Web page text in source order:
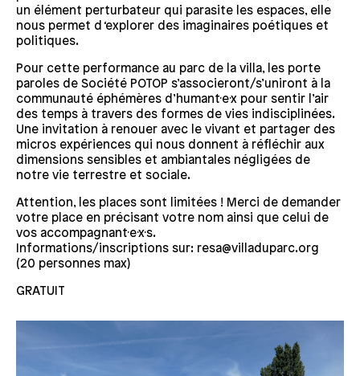
un élément perturbateur qui parasite les espaces, elle
nous permet d ‘explorer des imaginaires poétiques et
politiques.
Pour cette performance au parc de la villa, les porte
paroles de Société POTOP s’associeront/s’uniront à la
communauté éphémères d’humant·e·x pour sentir l’air
des temps à travers des formes de vies indisciplinées.
Une invitation à renouer avec le vivant et partager des
micros expériences qui nous donnent à réfléchir aux
dimensions sensibles et ambiantales négligées de
notre vie terrestre et sociale.
Attention, les places sont limitées ! Merci de demander
votre place en précisant votre nom ainsi que celui de
vos accompagnant·e·x·s.
Informations/inscriptions sur: resa@villaduparc.org
(20 personnes max)
GRATUIT